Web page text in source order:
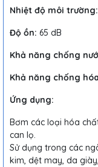
Nhiệt độ môi trường:
Độ ồn: 65 dB
Khả năng chống
Khả năng chống
Ứng dụng:
Bơm các loại hóa
can lọ.
Sử dụng trong các
kim, dệt may, da